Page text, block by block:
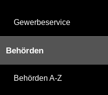
Gewerbeservice
Behörden
Behörden A-Z